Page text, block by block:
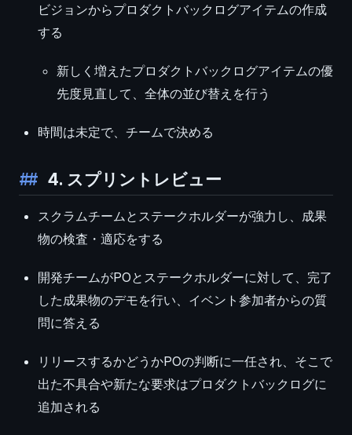
ビジョンからプロダクトバックログアイテムの作成
する
新しく増えたプロダクトバックログアイテムの優
先度見直して、全体の並び替えを行う
時間は未定で、チームで決める
4. スプリントレビュー
スクラムチームとステークホルダーが強力し、成果
物の検査・適応をする
開発チームがPOとステークホルダーに対して、完了
した成果物のデモを行い、イベント参加者からの質
問に答える
リリースするかどうかPOの判断に一任され、そこで
出た不具合や新たな要求はプロダクトバックログに
追加される